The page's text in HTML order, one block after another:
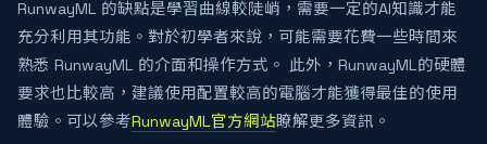
RunwayML 的缺點是學習曲線較陡峭，需要一定的AI知識才能
充分利用其功能。對於初學者來說，可能需要花費一些時間來
熟悉 RunwayML 的介面和操作方式。 此外，RunwayML的硬體
要求也比較高，建議使用配置較高的電腦才能獲得最佳的使用
體驗。可以參考RunwayML官方網站瞭解更多資訊。